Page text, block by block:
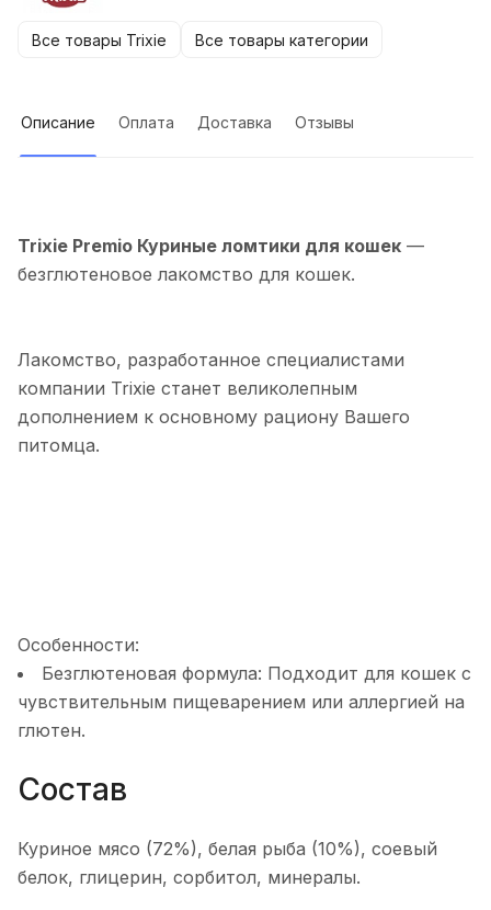
Все товары Trixie Все товары категории
Описание Оплата Доставка Отзывы
Trixie Premio Куриные ломтики для кошек —
безглютеновое лакомство для кошек.
Лакомство, разработанное специалистами
компании Trixie станет великолепным
дополнением к основному рациону Вашего
питомца.
Особенности:
Безглютеновая формула: Подходит для кошек с
чувствительным пищеварением или аллергией на
глютен.
Состав
Куриное мясо (72%), белая рыба (10%), соевый
белок, глицерин, сорбитол, минералы.